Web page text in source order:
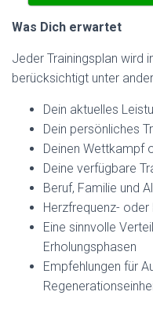
Was Dich erwartet
Jeder Trainingsplan wird
berücksichtigt unter
Dein aktuelles
Dein persönliches
Deinen Wettkampf
Deine verfügbare
Beruf, Familie und
Herzfrequenz-
Eine sinnvolle
Erholungsphasen
Empfehlungen für